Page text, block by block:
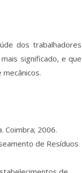
dos trabalhadores
significado, e que
Coimbra; 2006.
de Resíduos